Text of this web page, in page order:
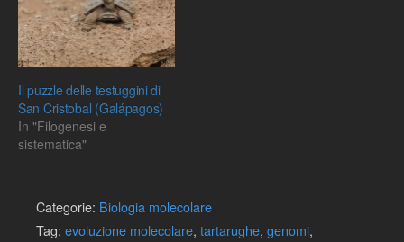
Il puzzle delle testuggini di
San Cristobal (Galápagos)
In "Filogenesi e
sistematica"
Categorie: Biologia molecolare
Tag: evoluzione molecolare, tartarughe, genomi,